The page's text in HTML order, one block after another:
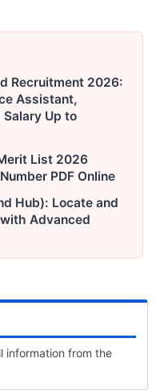
Recruitment 2026:
Assistant,
Up to
List 2026
PDF Online
Hub): Locate and
Advanced
information from the